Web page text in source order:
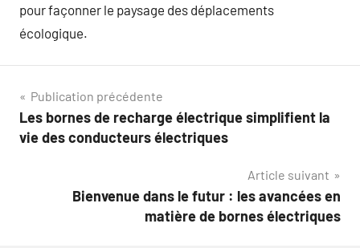
pour façonner le paysage des déplacements
écologique.
Navigation
de
Publication précédente
Les bornes de recharge électrique simplifient la
vie des conducteurs électriques
Article suivant
Bienvenue dans le futur : les avancées en
matière de bornes électriques